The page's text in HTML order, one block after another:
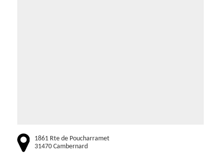
1861 Rte de Poucharramet
31470 Cambernard